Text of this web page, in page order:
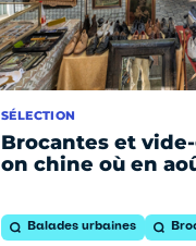
SÉLECTION
Brocantes et
on chine où en
Balades urbaines